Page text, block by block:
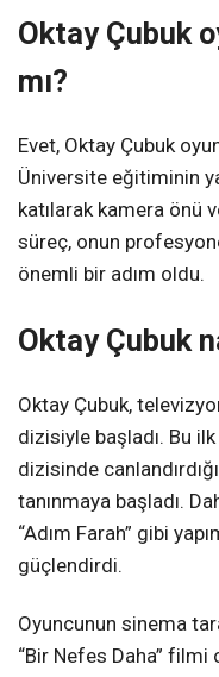
Oktay Çubuk
mı?
Evet, Oktay Çubuk
Üniversite eğitiminin
katılarak kamera önü
süreç, onun
önemli bir adım oldu.
Oktay Çubuk
Oktay Çubuk,
dizisiyle başladı. Bu
dizisinde
tanınmaya başladı.
“Adım Farah” gibi
güçlendirdi.
Oyuncunun sinema
“Bir Nefes Daha” filmi